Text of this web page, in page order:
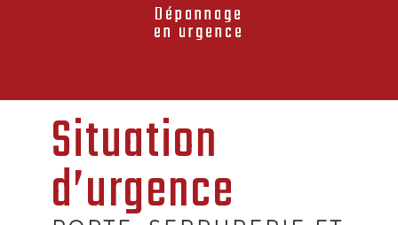
Dépannage
en urgence
Situation
d’urgence